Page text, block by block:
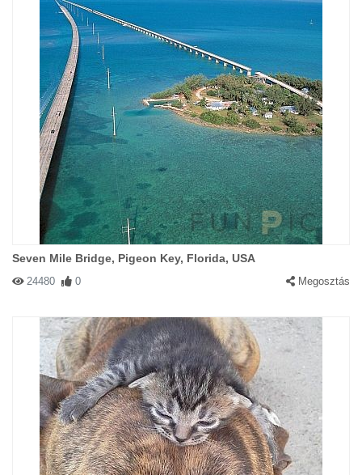
Seven Mile Bridge, Pigeon Key, Florida, USA
24480 0 Megosztás